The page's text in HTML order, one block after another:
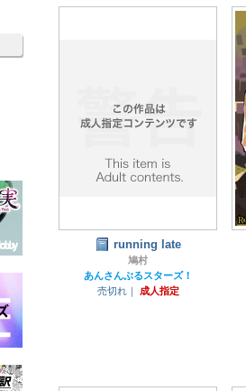
running late
鳩村
あんさんぶるスターズ！
売切れ｜
成人指定